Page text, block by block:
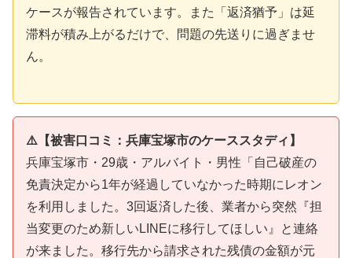
ケースが報告されています。また「返済猶予」は延
滞料が積み上がるだけで、問題の先送りに過ぎませ
ん。
⚠️【被害口コミ：兵庫宝塚市のケーススタディ】
兵庫宝塚市・29歳・アルバイト・男性「自己破産の
免責決定から1年が経過していなかった時期にレオン
を利用しました。3回返済した後、業者から突然『担
当変更のため新しいLINEに移行してほしい』と連絡
が来ました。移行先から請求された残債の金額が元